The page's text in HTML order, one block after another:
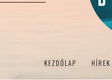
KEZDŐLAP HÍREK